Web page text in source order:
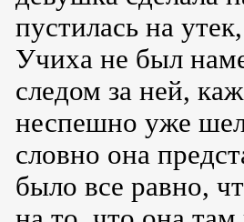
пустилась на
Учиха не был
следом за ней,
неспешно уже
словно она
было все равно,